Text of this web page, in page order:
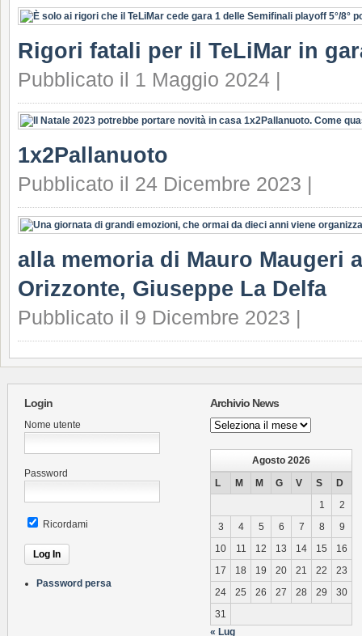
Rigori fatali per il TeLiMar in
Pubblicato il 1 Maggio 2024 |
1x2Pallanuoto
Pubblicato il 24 Dicembre 2023 |
alla memoria di Mauro Maugeri
Orizzonte, Giuseppe La Delfa
Pubblicato il 9 Dicembre 2023 |
Login
Nome utente
Password
Ricordami
Password persa
Archivio News
Archivio
News
Agosto 2026
L
M M G V S
D
1
2
3
4 5 6 7 8
9
10
11 12 13 14 15
16
17
18 19 20 21 22
23
24
25 26 27 28 29
30
31
« Lug